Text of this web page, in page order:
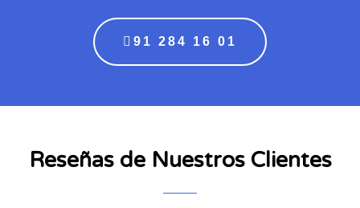
91 284 16 01
Reseñas de Nuestros Clientes